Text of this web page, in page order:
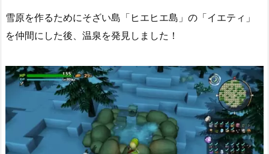
雪原を作るためにそざい島「ヒエヒエ島」の「イエティ」
を仲間にした後、温泉を発見しました！